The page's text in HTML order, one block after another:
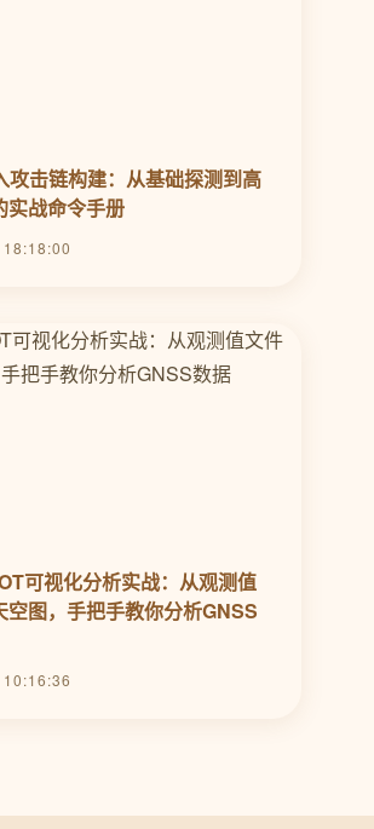
攻击链构建：从基础探测到高
实战命令手册
可视化分析实战：从观测值
空图，手把手教你分析GNSS